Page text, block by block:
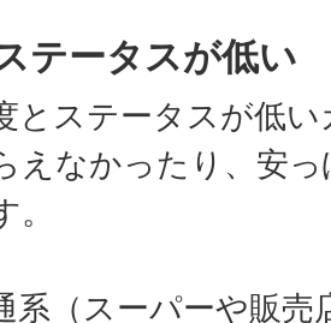
テータスが低い
とステータスが低
えなかったり、安
系（スーパーや販